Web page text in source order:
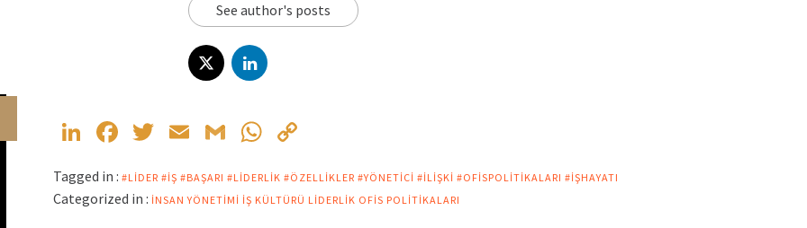
See author's posts
LinkedIn
Facebook
Twitter
EmailGmailWhatsApp
Tagged in : #LIDER #IŞ #BAŞARI #LIDERLIK #ÖZELLIKLER #YÖNETICI #ILIŞKI #OFISPOLITIKALARI #IŞHAYATI
Categorized in : İNSAN YÖNETIMI İŞ KÜLTÜRÜ LIDERLIK OFIS POLITIKALARI